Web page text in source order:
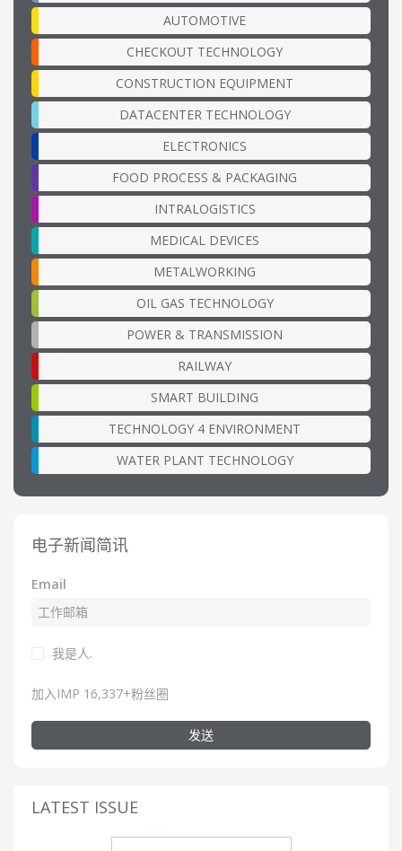
AUTOMOTIVE
CHECKOUT TECHNOLOGY
CONSTRUCTION EQUIPMENT
DATACENTER TECHNOLOGY
ELECTRONICS
FOOD PROCESS & PACKAGING
INTRALOGISTICS
MEDICAL DEVICES
METALWORKING
OIL GAS TECHNOLOGY
POWER & TRANSMISSION
RAILWAY
SMART BUILDING
TECHNOLOGY 4 ENVIRONMENT
WATER PLANT TECHNOLOGY
电子新闻简讯
Email
我是人.
加入IMP 16,337+粉丝圈
发送
LATEST ISSUE